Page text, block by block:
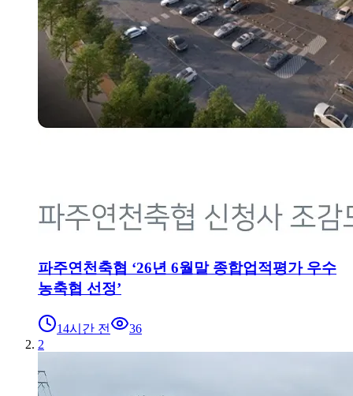
파주연천축협 ‘26년 6월말 종합업적평가 우수
농축협 선정’
14시간 전
36
2